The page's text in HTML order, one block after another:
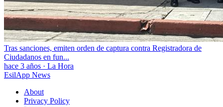
Tras sanciones, emiten orden de captura contra Registradora de
Ciudadanos en fun...
hace 3 años · La Hora
EsilApp News
About
Privacy Policy